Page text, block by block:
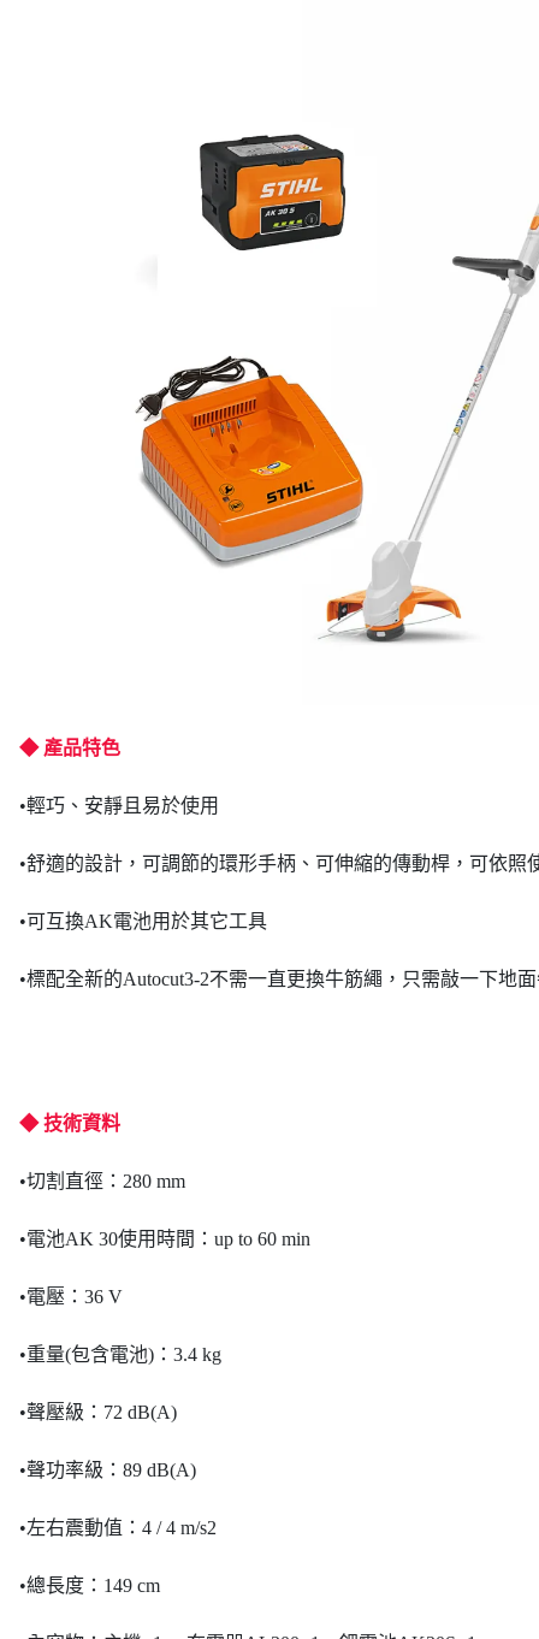
◆ 產品特色
•輕巧、安靜且易於使用
•舒適的設計，可調節的環形手柄、可伸縮的傳動桿，可依照
•可互換AK電池用於其它工具
•標配全新的Autocut3-2不需一直更換牛筋繩，只需敲一下地
◆ 技術資料
•切割直徑：280 mm
•電池AK 30使用時間：up to 60 min
•電壓：36 V
•重量(包含電池)：3.4 kg
•聲壓級：72 dB(A)
•聲功率級：89 dB(A)
•左右震動值：4 / 4 m/s2
•總長度：149 cm